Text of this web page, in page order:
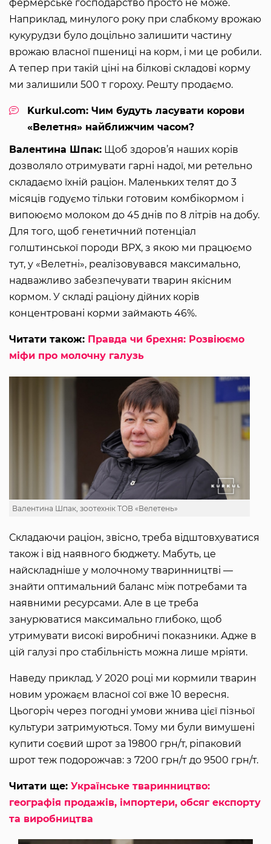
фермерське господарство просто не може.
Наприклад, минулого року при слабкому врожаю
кукурудзи було доцільно залишити частину
врожаю власної пшениці на корм, і ми це робили.
А тепер при такій ціні на білкові складові корму
ми залишили 500 т гороху. Решту продаємо.
Kurkul.com: Чим будуть ласувати корови
«Велетня» найближчим часом?
Валентина Шпак: Щоб здоров’я наших корів
дозволяло отримувати гарні надої, ми ретельно
складаємо їхній раціон. Маленьких телят до 3
місяців годуємо тільки готовим комбікормом і
випоюємо молоком до 45 днів по 8 літрів на добу.
Для того, щоб генетичний потенціал
голштинської породи ВРХ, з якою ми працюємо
тут, у «Велетні», реалізовувався максимально,
надважливо забезпечувати тварин якісним
кормом. У складі раціону дійних корів
концентровані корми займають 46%.
Читати також: Правда чи брехня: Розвіюємо
міфи про молочну галузь
Валентина Шпак, зоотехнік ТОВ «Велетень»
Складаючи раціон, звісно, треба відштовхуватися
також і від наявного бюджету. Мабуть, це
найскладніше у молочному тваринництві —
знайти оптимальний баланс між потребами та
наявними ресурсами. Але в це треба
занурюватися максимально глибоко, щоб
утримувати високі виробничі показники. Адже в
цій галузі про стабільність можна лише мріяти.
Наведу приклад. У 2020 році ми кормили тварин
новим урожаєм власної сої вже 10 вересня.
Цьогоріч через погодні умови жнива цієї пізньої
культури затримуються. Тому ми були вимушені
купити соєвий шрот за 19800 грн/т, ріпаковий
шрот теж подорожчав: з 7200 грн/т до 9500 грн/т.
Читати ще: Українське тваринництво:
географія продажів, імпортери, обсяг експорту
та виробництва